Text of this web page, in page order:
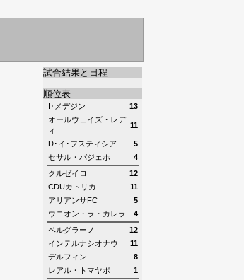
試合結果と日程
順位表
I･メデジン
13
オールウェイズ・レデ
ィ
11
D･イ･フスティシア
5
セサル・バジェホ
4
クルゼイロ
12
CDUカトリカ
11
アリアンサFC
5
ウニオン・ラ・カレラ
4
ベルグラーノ
12
インテルナシオナウ
11
デルフィン
8
レアル・トマヤポ
1